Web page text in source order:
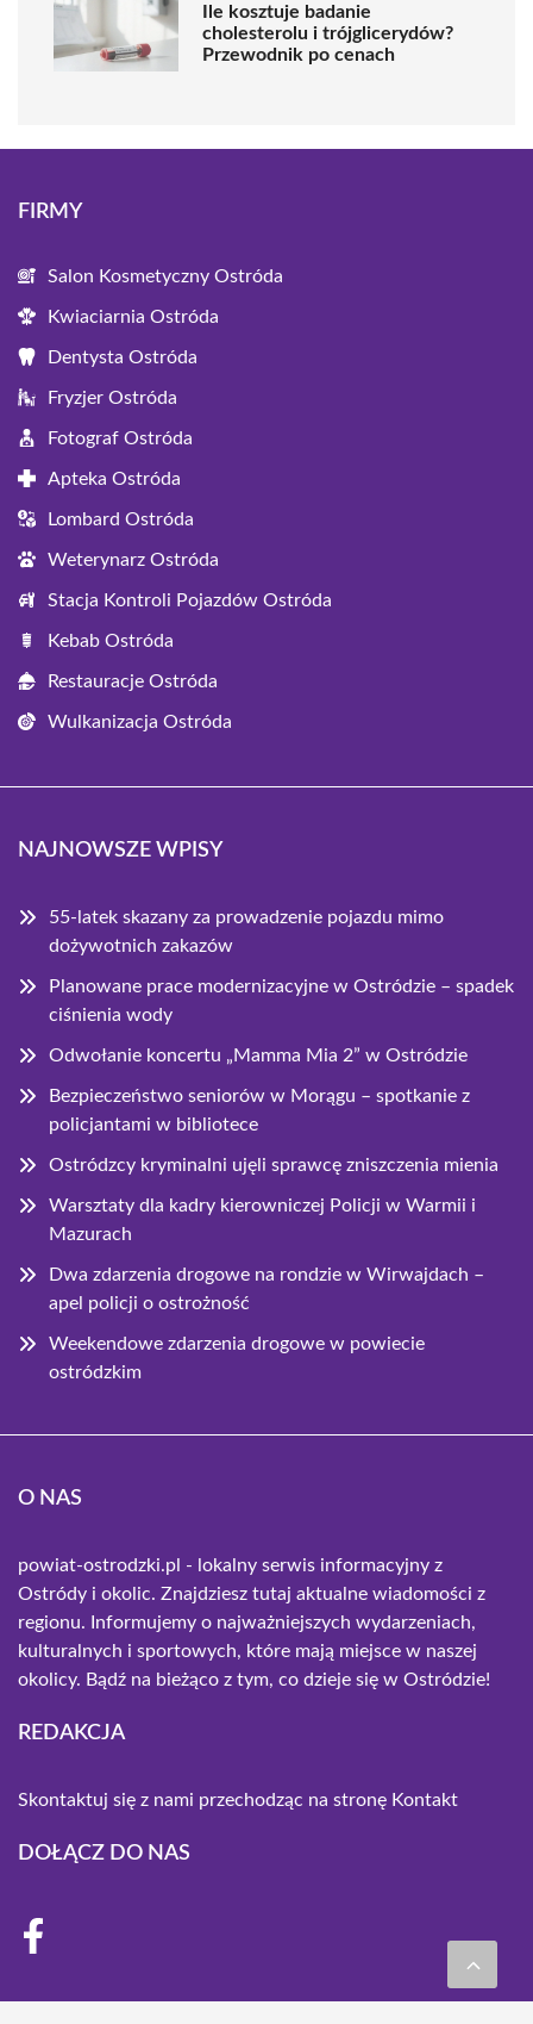
Ile kosztuje badanie
cholesterolu i trójglicerydów?
Przewodnik po cenach
FIRMY
Salon Kosmetyczny Ostróda
Kwiaciarnia Ostróda
Dentysta Ostróda
Fryzjer Ostróda
Fotograf Ostróda
Apteka Ostróda
Lombard Ostróda
Weterynarz Ostróda
Stacja Kontroli Pojazdów Ostróda
Kebab Ostróda
Restauracje Ostróda
Wulkanizacja Ostróda
NAJNOWSZE WPISY
55-latek skazany za prowadzenie pojazdu mimo
dożywotnich zakazów
Planowane prace modernizacyjne w Ostródzie – spadek
ciśnienia wody
Odwołanie koncertu „Mamma Mia 2” w Ostródzie
Bezpieczeństwo seniorów w Morągu – spotkanie z
policjantami w bibliotece
Ostródzcy kryminalni ujęli sprawcę zniszczenia mienia
Warsztaty dla kadry kierowniczej Policji w Warmii i
Mazurach
Dwa zdarzenia drogowe na rondzie w Wirwajdach –
apel policji o ostrożność
Weekendowe zdarzenia drogowe w powiecie
ostródzkim
O NAS
powiat-ostrodzki.pl - lokalny serwis informacyjny z
Ostródy i okolic. Znajdziesz tutaj aktualne wiadomości z
regionu. Informujemy o najważniejszych wydarzeniach,
kulturalnych i sportowych, które mają miejsce w naszej
okolicy. Bądź na bieżąco z tym, co dzieje się w Ostródzie!
REDAKCJA
Skontaktuj się z nami przechodząc na stronę Kontakt
DOŁĄCZ DO NAS